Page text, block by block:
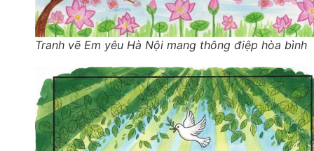
Tranh vẽ Em yêu Hà Nội mang thông điệp hòa bình